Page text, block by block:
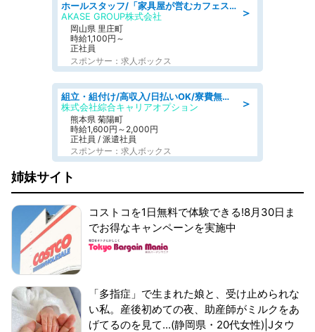
＞
ホールスタッフ/「家具屋が営むカフェスタッフ!」週2日～OK!嬉しいまかない付き/岡山県/浅口郡里庄町
AKASE GROUP株式会社
岡山県 里庄町
時給1,100円～
正社員
スポンサー：求人ボックス
＞
組立・組付け/高収入/日払いOK/寮費無料/交替制/20・30・40代活躍中
株式会社綜合キャリアオプション
熊本県 菊陽町
時給1,600円～2,000円
正社員 / 派遣社員
スポンサー：求人ボックス
姉妹サイト
コストコを1日無料で体験できる!8月30日ま
でお得なキャンペーンを実施中
「多指症」で生まれた娘と、受け止められな
い私。産後初めての夜、助産師がミルクをあ
げてるのを見て...(静岡県・20代女性)|Jタウ